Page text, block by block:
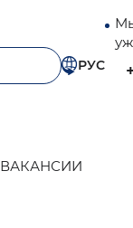
РУС
ВАКАНСИИ